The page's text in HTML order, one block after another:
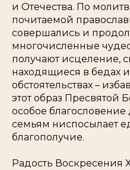
и Отечества. По
почитаемой
совершались и
многочисленные
получают исцеление,
находящиеся в бедах
обстоятельствах –
этот образ Пресвятой
особое
семьям ниспосылает
благополучие.
Радость Воскресения